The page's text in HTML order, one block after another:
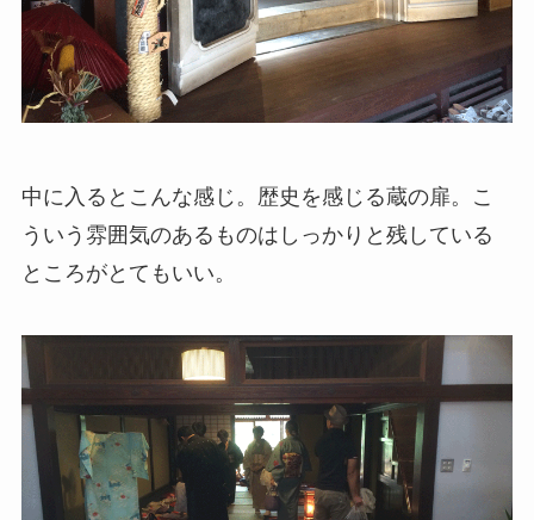
中に入るとこんな感じ。歴史を感じる蔵の扉。こ
ういう雰囲気のあるものはしっかりと残している
ところがとてもいい。